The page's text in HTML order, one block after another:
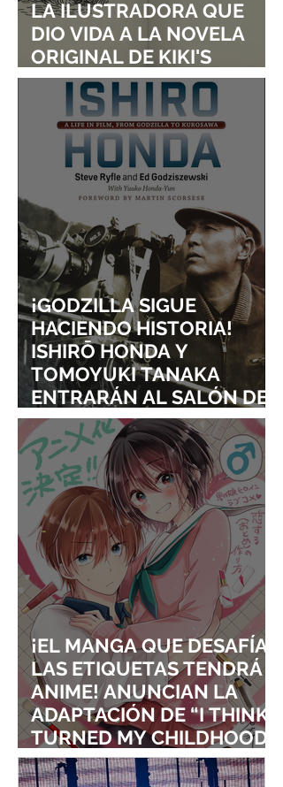
LA ILUSTRADORA QUE
DIO VIDA A LA NOVELA
ORIGINAL DE KIKI'S
DELIVERY SERVICE
¡GODZILLA SIGUE
HACIENDO HISTORIA!
ISHIRŌ HONDA Y
TOMOYUKI TANAKA
ENTRARÁN AL SALÓN DE
LA FAMA DE LOS EFECTOS
VISUALES
¡EL MANGA QUE DESAFÍA
LAS ETIQUETAS TENDRÁ
ANIME! ANUNCIAN LA
ADAPTACIÓN DE “I THINK I
TURNED MY CHILDHOOD
FRIEND INTO A GIRL”